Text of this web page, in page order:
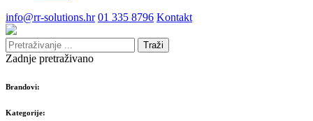
info@rr-solutions.hr 01 335 8796 Kontakt
Traži
Zadnje pretraživano
Brandovi:
Kategorije: